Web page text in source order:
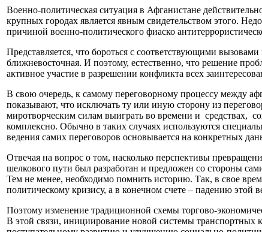
Военно-политическая ситуация в Афганистане
крупных городах является явным свидетельством этого.
причиной военно-политического фиаско
Представляется, что бороться с соответствующими
ближневосточная. И поэтому, естественно, что решение
активное участие в разрешении конфликта всех
В свою очередь, к самому переговорному процессу между
показывают, что исключать ту или иную сторону из
миротворческим силам выиграть во времени и средствах,
комплексно. Обычно в таких случаях используются
ведения самих переговоров основывается на конкретных
Отвечая на вопрос о том, насколько перспективы
шелкового пути был разработан и предложен со стороны
Тем не менее, необходимо помнить историю. Так, в свое
политическому кризису, а в конечном счете – падению этой
Поэтому изменение традиционной схемы торгово-
В этой связи, инициирование новой системы транспортных